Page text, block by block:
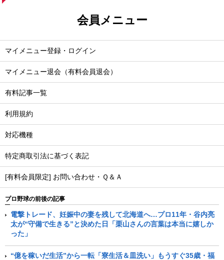
会員メニュー
マイメニュー登録・ログイン
マイメニュー退会（有料会員退会）
有料記事一覧
利用規約
対応機種
特定商取引法に基づく表記
[有料会員限定] お問い合わせ・Ｑ＆Ａ
プロ野球の前後の記事
電撃トレード、妊娠中の妻を残して北海道へ…プロ11年・谷内亮
太が“守備で生きる”と決めた日「栗山さんの言葉は本当に嬉しか
った」
“億を稼いだ生活”から一転「寮生活＆皿洗い」もうすぐ35歳・福